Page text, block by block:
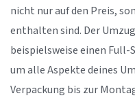
nicht nur auf den Preis,
enthalten sind. Der
beispielsweise einen Full-
um alle Aspekte deines
Verpackung bis zur